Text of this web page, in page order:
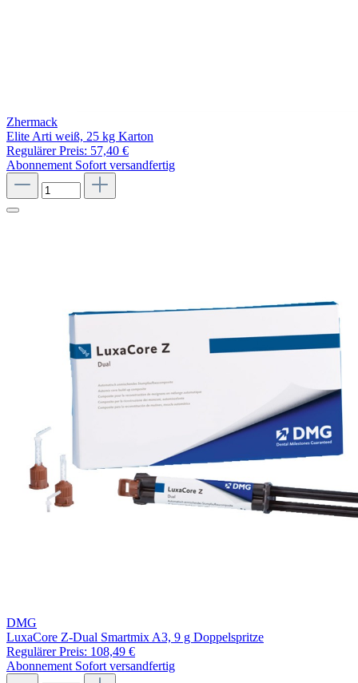
Zhermack
Elite Arti weiß, 25 kg Karton
Regulärer Preis: 57,40 €
Abonnement Sofort versandfertig
DMG
LuxaCore Z-Dual Smartmix A3, 9 g Doppelspritze
Regulärer Preis: 108,49 €
Abonnement Sofort versandfertig